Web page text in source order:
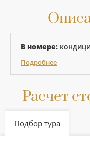
В номере:
Подробнее
Расчет
Подбор тура